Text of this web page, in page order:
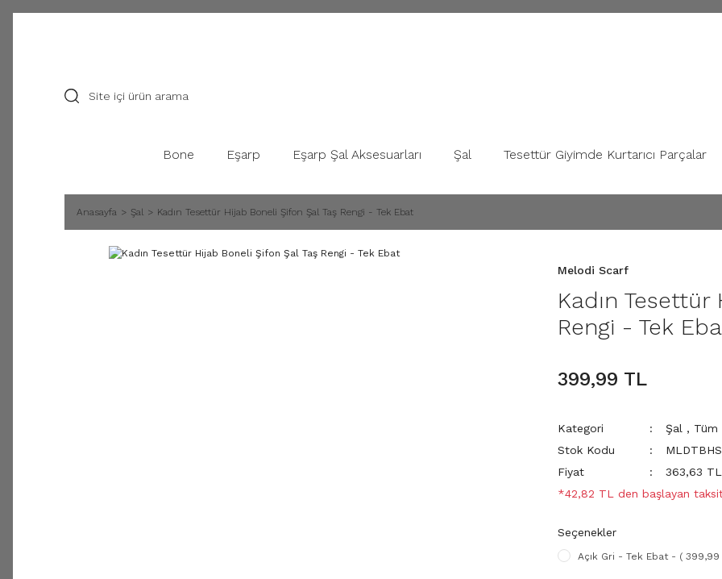
Bone Eşarp Eşarp Şal Aksesuarları Şal Tesettür Giyimde Kurtarıcı Parçalar
Anasayfa Şal Kadın Tesettür Hijab Boneli Şifon Şal Taş Rengi - Tek Ebat
Melodi Scarf
Kadın
Rengi - Tek
399,99 TL
Kategori Şal , Tüm
Stok Kodu
Fiyat
363,63
*42,82 TL den başlayan
Seçenekler
Açık Gri - Tek Ebat - ( 399,99